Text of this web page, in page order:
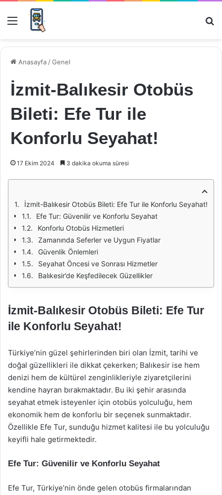
Menü
Anasayfa /Genel
İzmit-Balıkesir Otobüs
Bileti: Efe Tur ile
Konforlu Seyahat!
17 Ekim 2024 3 dakika okuma süresi
İzmit-Balıkesir Otobüs Bileti: Efe Tur ile Konforlu Seyahat!
Efe Tur: Güvenilir ve Konforlu Seyahat
Konforlu Otobüs Hizmetleri
Zamanında Seferler ve Uygun Fiyatlar
Güvenlik Önlemleri
Seyahat Öncesi ve Sonrası Hizmetler
Balıkesir’de Keşfedilecek Güzellikler
İzmit-Balıkesir Otobüs Bileti: Efe Tur
ile Konforlu Seyahat!
Türkiye’nin güzel şehirlerinden biri olan İzmit, tarihi ve
doğal güzellikleri ile dikkat çekerken; Balıkesir ise hem
denizi hem de kültürel zenginlikleriyle ziyaretçilerini
kendine hayran bırakmaktadır. Bu iki şehir arasında
seyahat etmek isteyenler için otobüs yolculuğu, hem
ekonomik hem de konforlu bir seçenek sunmaktadır.
Özellikle Efe Tur, sunduğu hizmet kalitesi ile bu yolculuğu
keyifli hale getirmektedir.
Efe Tur: Güvenilir ve Konforlu Seyahat
Efe Tur, Türkiye’nin önde gelen otobüs firmalarından